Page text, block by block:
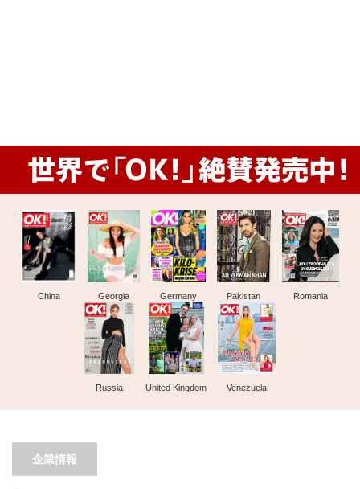
China Georgia Germany Pakistan Romania
Russia United Kingdom Venezuela
企業情報